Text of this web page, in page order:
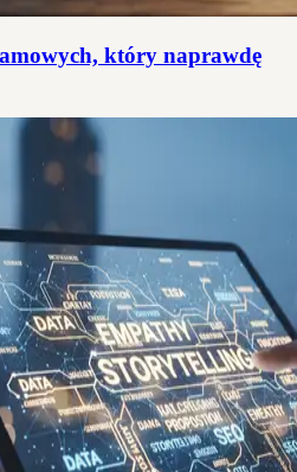
który naprawdę